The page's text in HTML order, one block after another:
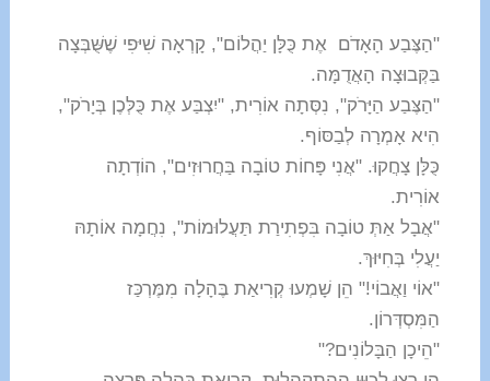
"הַצֶּבַע הָאָדֹם אֶת כֻּלָּן יַהֲלוֹם", קָרְאָה שִׁיּפִי שֶׁשֻּׁבְּצָה
בַּקְּבוּצָה הָאֲדֻמָּה.
"הַצֶּבַע הַיָּרֹק", נִסְּתָה אוֹרִית, "יִצְבַּע אֶת כֻּלְּכֶן בְּיָרֹק",
הִיא אָמְרָה לְבַסּוֹף.
כֻּלָּן צָחֲקוּ. "אֲנִי פָּחוֹת טוֹבָה בַּחֲרוּזִים", הוֹדְתָה
אוֹרִית.
"אֲבָל אַתְּ טוֹבָה בִּפְתִירַת תַּעֲלוּמוֹת", נִחֲמָה אוֹתָהּ
יַעֲלִי בְּחִיּוּךְ.
"אוֹי וַאֲבוֹי!" הֵן שָׁמְעוּ קְרִיאַת בֶּהָלָה מִמֶּרְכַּז
הַמִּסְדְּרוֹן.
"הֵיכָן הַבָּלוֹנִים?"